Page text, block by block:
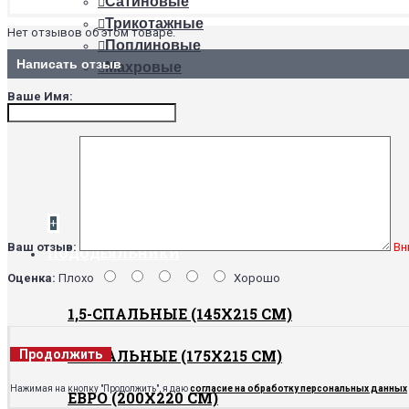
Трикотажные
Поплиновые
Махровые
ТИПЫ
+
ПОДОДЕЯЛЬНИКИ
1,5-СПАЛЬНЫЕ (145Х215 СМ)
2-СПАЛЬНЫЕ (175Х215 СМ)
ЕВРО (200Х220 СМ)
Нет отзывов об этом товаре.
Написать отзыв
Ваше Имя:
Ваш отзыв:
Оценка: Плохо Хорошо
Продолжить
Нажимая на кнопку "Продолжить", я даюсогласие на обработку персональных данных